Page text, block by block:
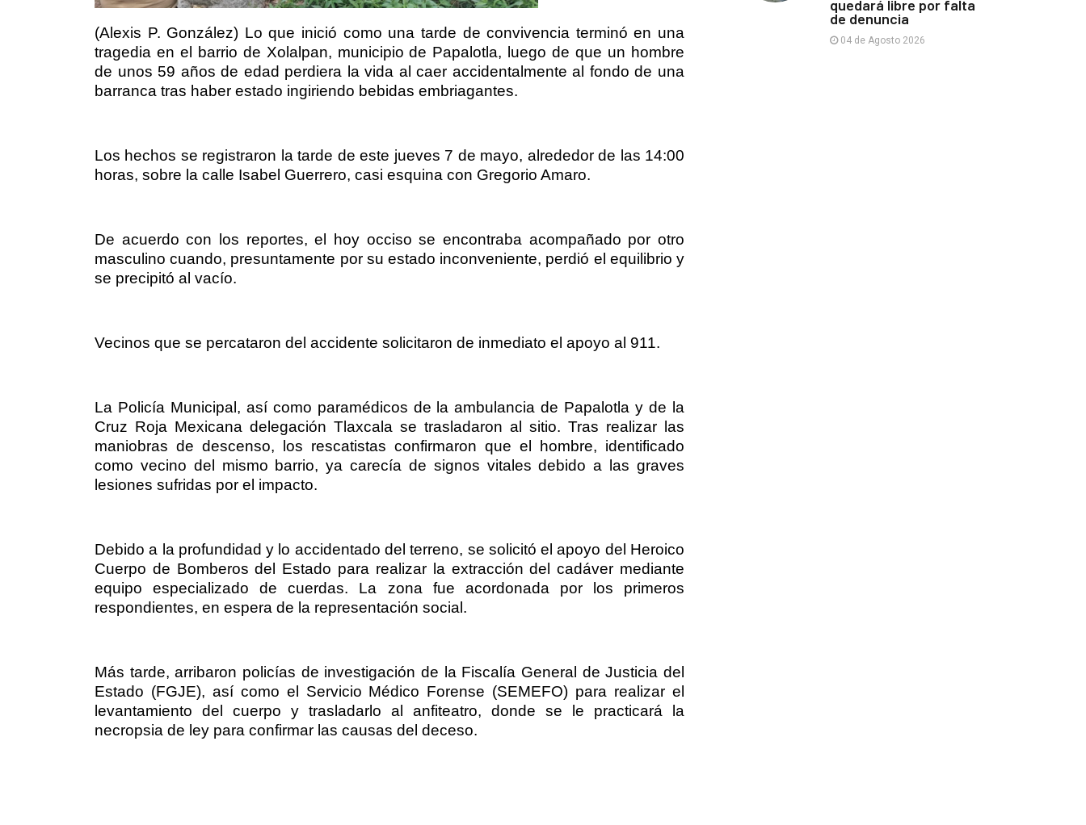
(Alexis P. González) Lo que inició como una tarde de convivencia terminó en una
tragedia en el barrio de Xolalpan, municipio de Papalotla, luego de que un hombre
de unos 59 años de edad perdiera la vida al caer accidentalmente al fondo de una
barranca tras haber estado ingiriendo bebidas embriagantes.
Los hechos se registraron la tarde de este jueves 7 de mayo, alrededor de las 14:00
horas, sobre la calle Isabel Guerrero, casi esquina con Gregorio Amaro.
De acuerdo con los reportes, el hoy occiso se encontraba acompañado por otro
masculino cuando, presuntamente por su estado inconveniente, perdió el equilibrio y
se precipitó al vacío.
Vecinos que se percataron del accidente solicitaron de inmediato el apoyo al 911.
La Policía Municipal, así como paramédicos de la ambulancia de Papalotla y de la
Cruz Roja Mexicana delegación Tlaxcala se trasladaron al sitio. Tras realizar las
maniobras de descenso, los rescatistas confirmaron que el hombre, identificado
como vecino del mismo barrio, ya carecía de signos vitales debido a las graves
lesiones sufridas por el impacto.
Debido a la profundidad y lo accidentado del terreno, se solicitó el apoyo del Heroico
Cuerpo de Bomberos del Estado para realizar la extracción del cadáver mediante
equipo especializado de cuerdas. La zona fue acordonada por los primeros
respondientes, en espera de la representación social.
Más tarde, arribaron policías de investigación de la Fiscalía General de Justicia del
Estado (FGJE), así como el Servicio Médico Forense (SEMEFO) para realizar el
levantamiento del cuerpo y trasladarlo al anfiteatro, donde se le practicará la
necropsia de ley para confirmar las causas del deceso.
quedará libre por falta
de denuncia
04 de Agosto 2026